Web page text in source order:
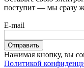
поступит — мы сразу
E-mail
Отправить
Нажимая кнопку, вы
Политикой